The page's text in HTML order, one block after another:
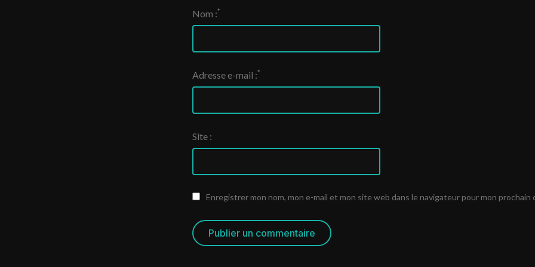
Nom :*
Adresse e-mail :*
Site :
Enregistrer mon nom, mon e-mail et mon site web dans le navigateur pour mon prochain